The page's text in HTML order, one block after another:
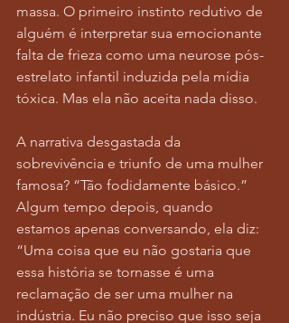
massa. O primeiro instinto redutivo de
alguém é interpretar sua emocionante
falta de frieza como uma neurose pós-
estrelato infantil induzida pela mídia
tóxica. Mas ela não aceita nada disso.
A narrativa desgastada da
sobrevivência e triunfo de uma mulher
famosa? “Tão fodidamente básico.”
Algum tempo depois, quando
estamos apenas conversando, ela diz:
“Uma coisa que eu não gostaria que
essa história se tornasse é uma
reclamação de ser uma mulher na
indústria. Eu não preciso que isso seja